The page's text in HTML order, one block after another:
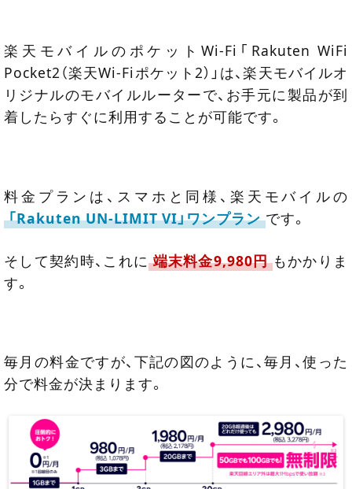
楽天モバイルのポケットWi-Fi「Rakuten WiFi
Pocket2（楽天Wi-Fiポケット2）」は、楽天モバイルオ
リジナルのモバイルルーターで、お手元に製品が到
着したらすぐに利用することが可能です。
料金プランは、スマホと同様、楽天モバイルの
「Rakuten UN-LIMIT VI」ワンプラン です。
そして契約時、これに 端末料金9,980円 もかかりま
す。
毎月の料金ですが、下記の図のように、毎月、使った
分で料金が決まります。